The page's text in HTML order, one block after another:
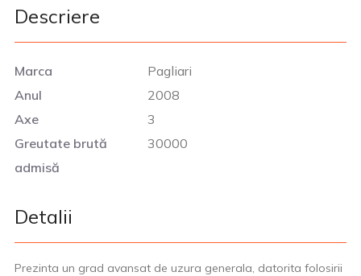
Descriere
Marca
Pagliari
Anul
2008
Axe
3
Greutate brută
admisă
30000
Detalii
Prezinta un grad avansat de uzura generala, datorita folosirii